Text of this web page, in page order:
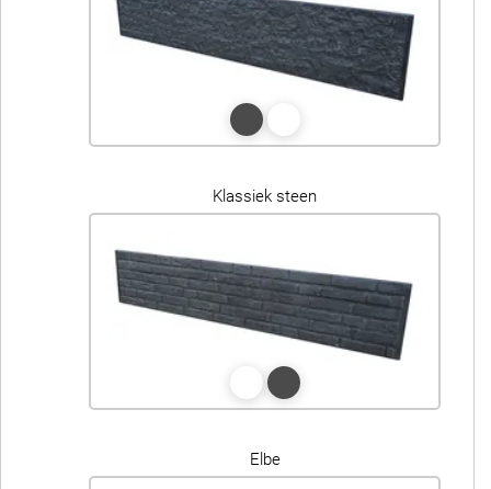
Klassiek steen
Elbe